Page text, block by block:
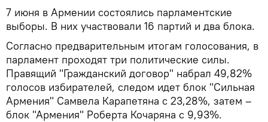
7 июня в Армении состоялись парламентские
выборы. В них участвовали 16 партий и два блока.
Согласно предварительным итогам голосования, в
парламент проходят три политические силы.
Правящий "Гражданский договор" набрал 49,82%
голосов избирателей, следом идет блок "Сильная
Армения" Самвела Карапетяна с 23,28%, затем –
блок "Армения" Роберта Кочаряна с 9,93%.